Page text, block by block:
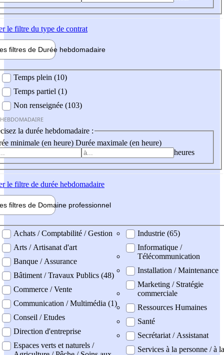
le filtre du type de contrat
filtres de Durée hebdomadaire
Temps plein (10)
Temps partiel (1)
Non renseignée (103)
la durée hebdomadaire :
minimale (en heure) Durée maximale (en heure)
heures
le filtre de durée hebdomadaire
filtres de Domaine professionnel
professionel
Achats / Comptabilité / Gestion
Arts / Artisanat d'art
Banque / Assurance
Bâtiment / Travaux Publics (48)
Commerce / Vente
Communication / Multimédia (1)
Conseil / Etudes
Direction d'entreprise
Espaces verts et naturels /
Industrie (65)
Informatique /
Télécommunication
Installation / Maintenance
Marketing / Stratégie
commerciale
Ressources Humaines
Santé
Secrétariat / Assistanat
Services à la personne / à la